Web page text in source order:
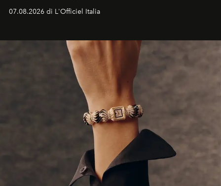
07.08.2026 di L'Officiel Italia